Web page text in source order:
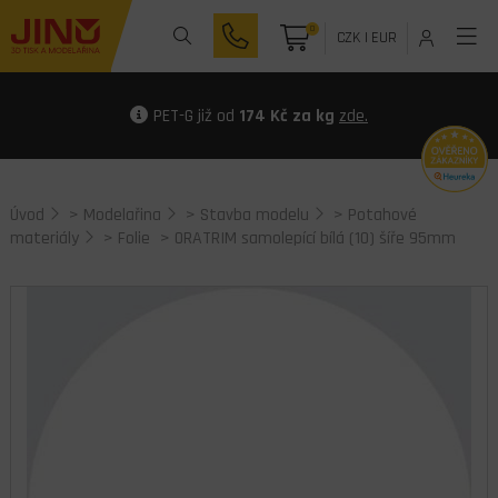
0 CZK| EUR
PET-G již od 174 Kč za kg zde.
Úvod > Modelařina > Stavba modelu > Potahové
materiály
> Folie > ORATRIM samolepící bílá (10) šíře 95mm